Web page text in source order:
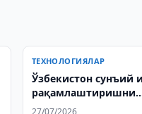
ТЕХНОЛОГИЯЛАР
Ўзбекистон сунъий
рақамлаштиришни
кенгайтиради
27/07/2026